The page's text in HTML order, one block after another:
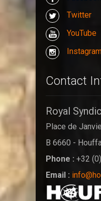
Twitter
YouTube
Contact
Royal
Place de
B 6660 -
Phone : +32
Email :